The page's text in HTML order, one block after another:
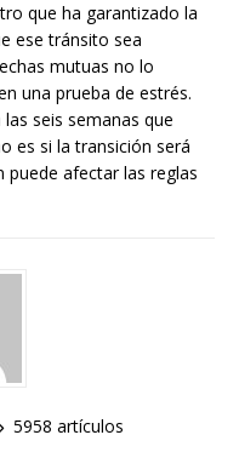
que ha garantizado la
ese tránsito sea
mutuas no lo
una prueba de estrés.
seis semanas que
es si la transición será
afectar las reglas
5958 artículos